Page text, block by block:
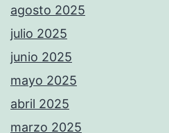
agosto 2025
julio 2025
junio 2025
mayo 2025
abril 2025
marzo 2025